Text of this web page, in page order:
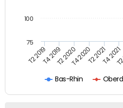
Bas-Rhin
T2 2019T4 2019T2 2020T4 2020T2 2021T4 2021
75
100